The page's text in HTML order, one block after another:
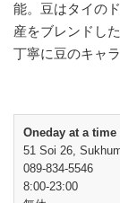
能。豆はタイの
産をブレンドし
丁寧に豆のキャ
Oneday at a time
51 Soi 26,
089-834-5546
8:00-23:00